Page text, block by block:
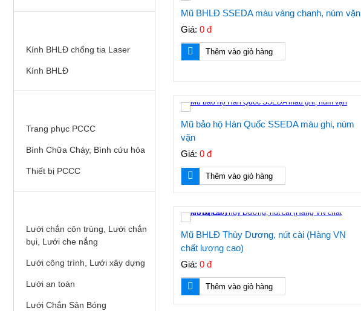
Mũ BHLĐ SSEDA màu vàng chanh, núm vặn
Giá: 0 đ
Thêm vào giỏ hàng
Mũ bảo hộ Hàn Quốc SSEDA màu ghi, núm
vặn
Giá: 0 đ
Thêm vào giỏ hàng
Mũ BHLĐ Thùy Dương, nút cài (Hàng VN
chất lượng cao)
Giá: 0 đ
Thêm vào giỏ hàng
Kính BHLĐ chống tia Laser
Kính BHLĐ
Trang phục PCCC
Bình Chữa Cháy, Bình cứu hỏa
Thiết bị PCCC
Lưới chắn côn trùng, Lưới chắn
bụi, Lưới che nắng
Lưới công trình, Lưới xây dựng
Lưới an toàn
Lưới Chắn Sân Bóng